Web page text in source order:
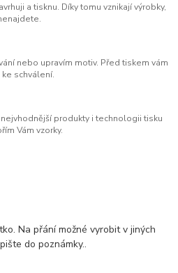
a tisknu. Díky tomu vznikají výrobky,
nebo upravím motiv. Před tiskem vám
schválení.
produkty i technologii tisku
Vám vzorky.
Na přání možné vyrobit v jiných
do poznámky..